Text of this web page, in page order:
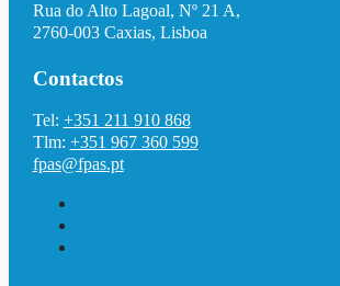
Rua do Alto Lagoal, Nº 21 A,
2760-003 Caxias, Lisboa
Contactos
Tel: +351 211 910 868
Tlm: +351 967 360 599
fpas@fpas.pt